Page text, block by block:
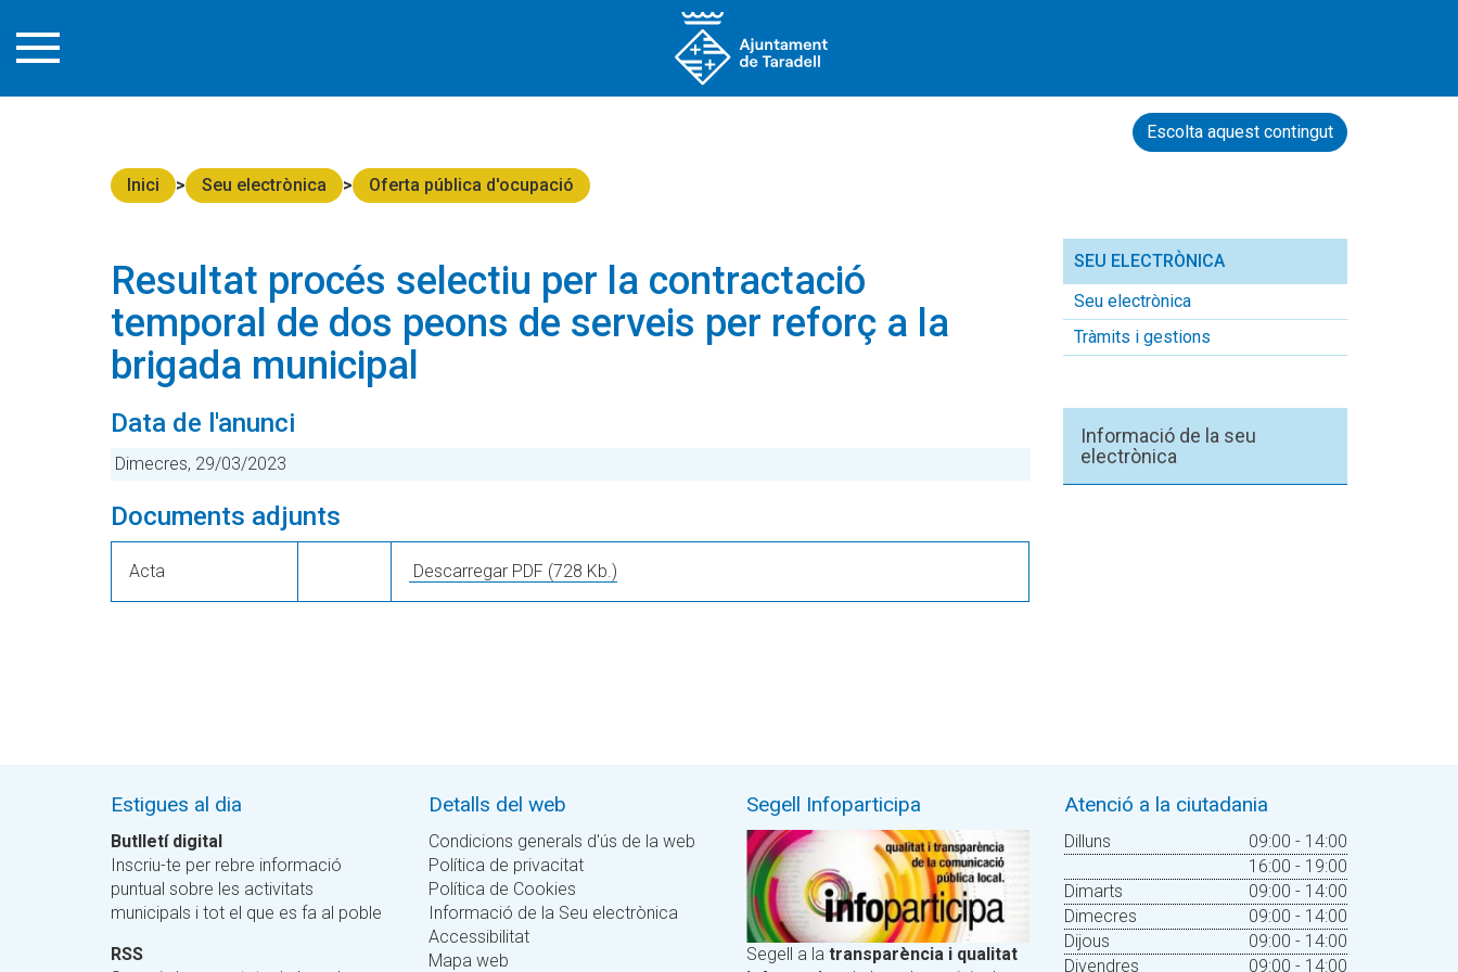
Escolta aquest contingut
Inici Seu electrònica Oferta pública d'ocupació
Resultat procés selectiu per la contractació
temporal de dos peons de serveis per reforç a la
brigada municipal
Data de l'anunci
Dimecres, 29/03/2023
Documents adjunts
Acta Descarregar PDF (728 Kb.)
SEU ELECTRÒNICA
Seu electrònica
Tràmits i gestions
Informació de la seu
electrònica
Estigues al dia
Butlletí digital
Inscriu-te per rebre informació
puntual sobre les activitats
municipals i tot el que es fa al poble
RSS
Detalls del web
Condicions generals d'ús de la web
Política de privacitat
Política de Cookies
Informació de la Seu electrònica
Accessibilitat
Mapa web
Segell Infoparticipa
Segell a la transparència i qualitat
Atenció a la ciutadania
Dilluns
09:00 - 14:00
16:00 - 19:00
Dimarts
09:00 - 14:00
Dimecres
09:00 - 14:00
Dijous
09:00 - 14:00
Divendres
09:00 - 14:00